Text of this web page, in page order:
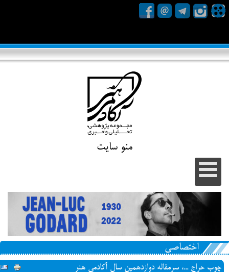
منو سایت
اختصاصی
چوب حراج ...، سرمقاله دوازدهمین سال آکادمی هنر